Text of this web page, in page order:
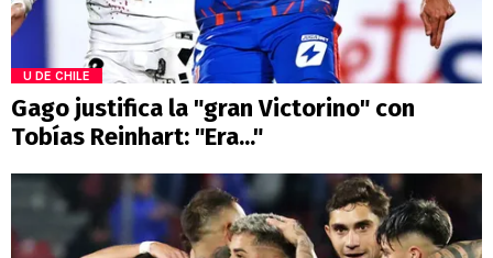
U DE CHILE
Gago justifica la "gran Victorino" con
Tobías Reinhart: "Era..."